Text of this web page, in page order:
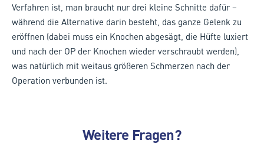
Verfahren ist, man braucht nur drei kleine Schnitte dafür –
während die Alternative darin besteht, das ganze Gelenk zu
eröffnen (dabei muss ein Knochen abgesägt, die Hüfte luxiert
und nach der OP der Knochen wieder verschraubt werden),
was natürlich mit weitaus größeren Schmerzen nach der
Operation verbunden ist.
Weitere Fragen?